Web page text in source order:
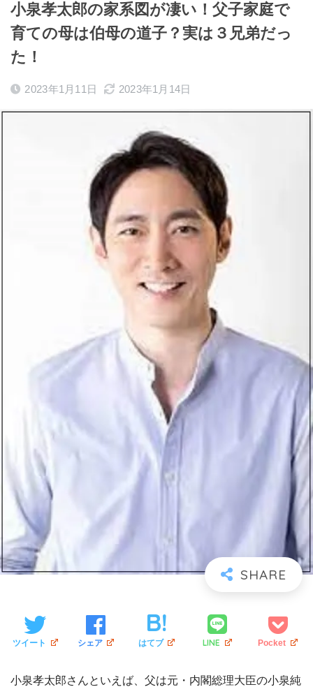
小泉孝太郎の家系図が凄い！父子家庭で
育ての母は伯母の道子？実は３兄弟だっ
た！
2023年1月11日 2023年1月14日
ツイート シェア はてブ LINE Pocket
小泉孝太郎さんといえば、父は元・内閣総理大臣の小泉純